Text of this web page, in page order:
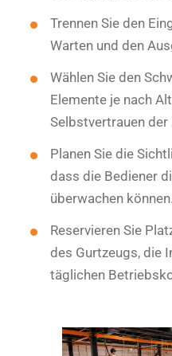
Trennen Sie den
Warten und den
Wählen Sie den
Elemente je nach
Selbstvertrauen der
Planen Sie die
dass die Bediener
überwachen können.
Reservieren Sie
des Gurtzeugs, die
täglichen